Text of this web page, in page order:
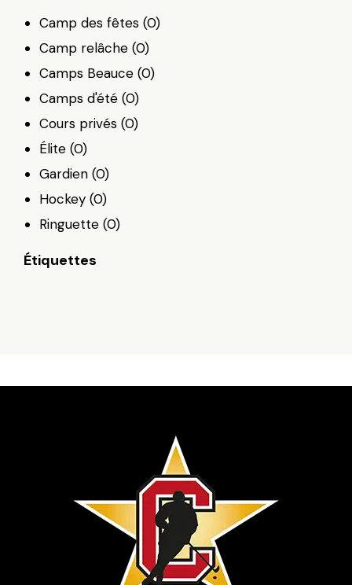
Camp des fêtes (0)
Camp relâche (0)
Camps Beauce (0)
Camps d'été (0)
Cours privés (0)
Élite (0)
Gardien (0)
Hockey (0)
Ringuette (0)
Étiquettes